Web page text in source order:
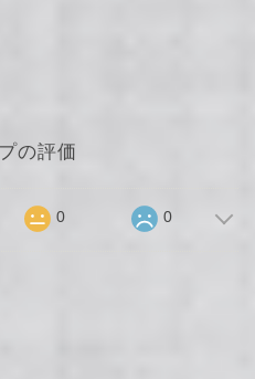
の評価
0 0